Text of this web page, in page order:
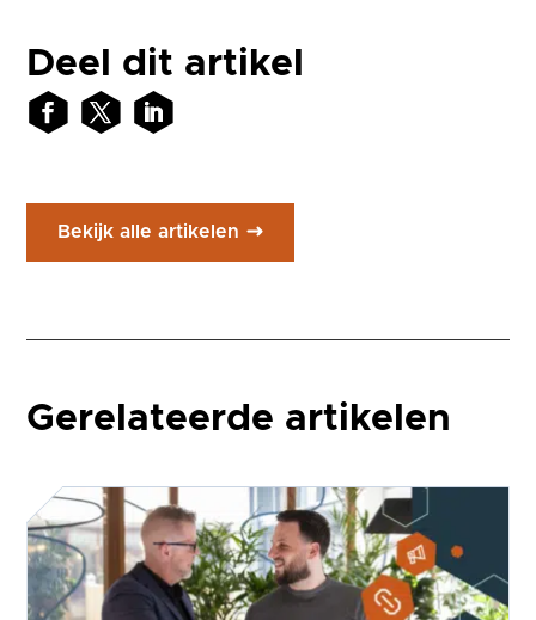
Deel dit artikel
Bekijk alle artikelen
Gerelateerde artikelen